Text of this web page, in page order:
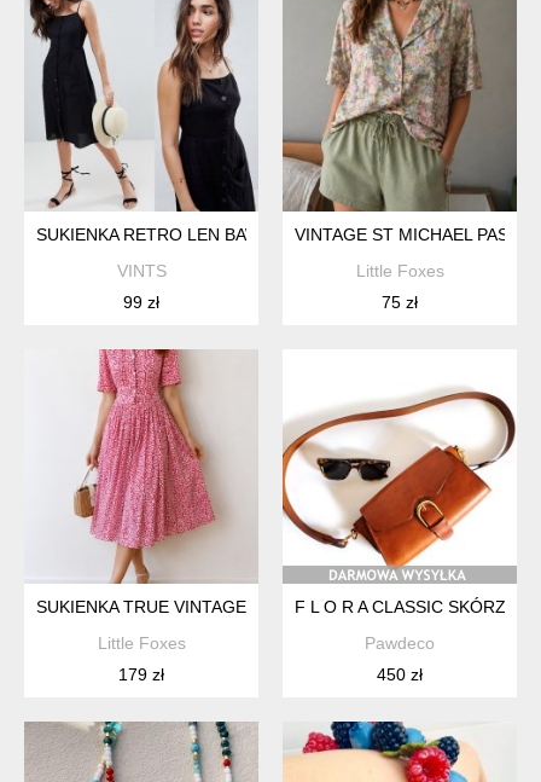
SUKIENKA RETRO LEN BAWEŁNA GUZIKI MIDI R 46 HO151
VINTS
99 zł
VINTAGE ST MICHAEL
Little Foxes
75 zł
SUKIENKA TRUE VINTAGE PIN UP Z KOŁNIERZYKIEM
Little Foxes
179 zł
F L O R A CLASSIC
Pawdeco
450 zł